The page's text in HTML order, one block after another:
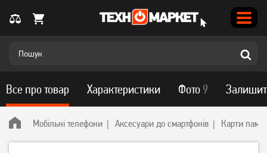
Мобільні телефони Аксесуари до смартфонів Карти
Все про товар Характеристики Фото 9